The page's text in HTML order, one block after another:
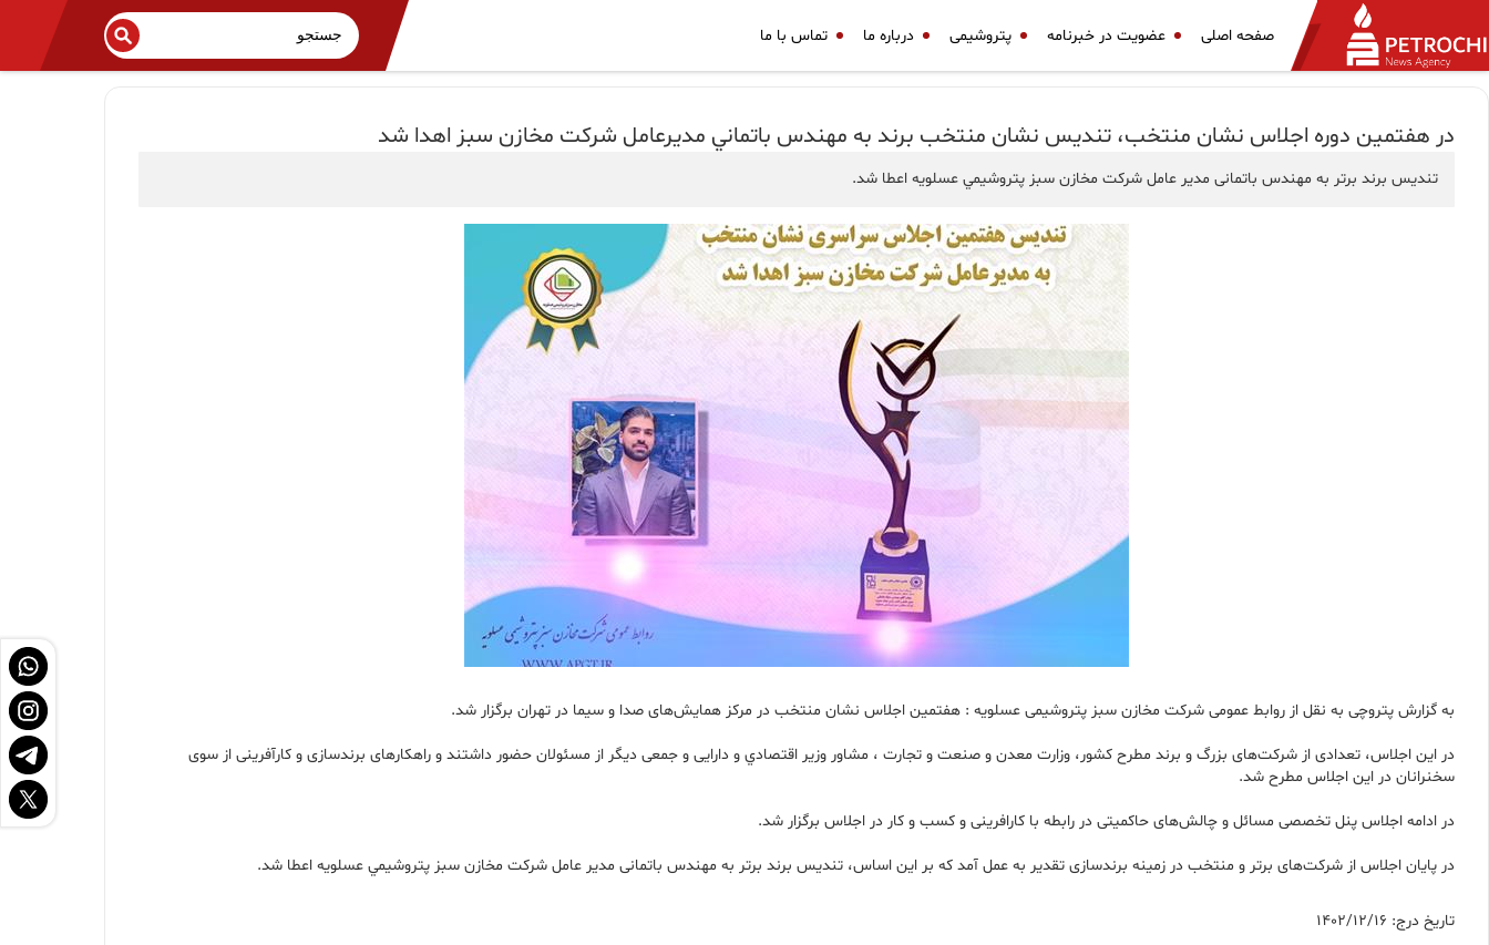
صفحه اصلی عضویت در خبرنامه پتروشیمی درباره ما تماس با ما
در هفتمين دوره اجلاس نشان منتخب، تندیس نشان منتخب برند به مهندس باتماني مدیرعامل شرکت مخازن سبز اهدا شد
تندیس برند برتر به مهندس باتمانى مدير عامل شركت مخازن سبز پتروشيمي عسلويه اعطا شد.
به گزارش پتروچی به نقل از روابط عمومى شركت مخازن سبز پتروشيمى عسلويه : هفتمين اجلاس نشان منتخب در مرکز همایش‌های صدا و سیما در تهران برگزار شد.
در این اجلاس، تعدادی از شرکت‌های بزرگ و برند مطرح کشور، وزارت معدن و صنعت و تجارت ، مشاور وزير اقتصادي و دارايى و جمعی دیگر از مسئولان حضور داشتند و راهکارهای برندسازی و کارآفرینی از سوی
سخنرانان در این اجلاس مطرح شد.
در ادامه اجلاس پنل تخصصی مسائل و چالش‌های حاکمیتی در رابطه با کارافرینی و کسب و کار در اجلاس برگزار شد.
در پایان اجلاس از شرکت‌های برتر و منتخب در زمینه برندسازی تقدیر به عمل آمد که بر این اساس، تندیس برند برتر به مهندس باتمانى مدير عامل شركت مخازن سبز پتروشيمي عسلويه اعطا شد.
تاریخ درج: 1402/12/16